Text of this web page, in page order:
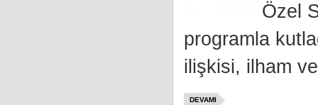
Özel
programla
ilişkisi, ilham
DEVAMI